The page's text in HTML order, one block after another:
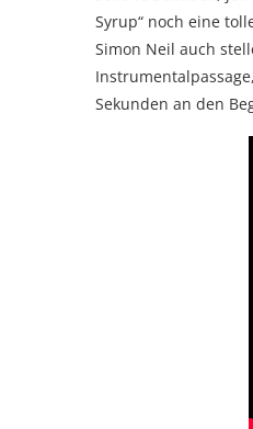
Syrup“ noch eine
Simon Neil auch
Sekunden an den